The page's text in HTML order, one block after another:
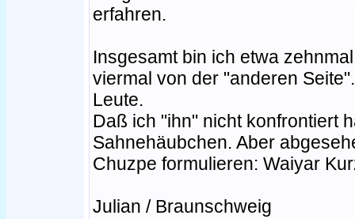
erfahren.
Insgesamt bin ich etwa
viermal von der "anderen
Leute.
Daß ich "ihn" nicht konfrontiert
Sahnehäubchen. Aber
Chuzpe formulieren: Waiyar
Julian / Braunschweig